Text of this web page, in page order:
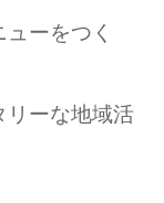
ーをつく
リーな地域活